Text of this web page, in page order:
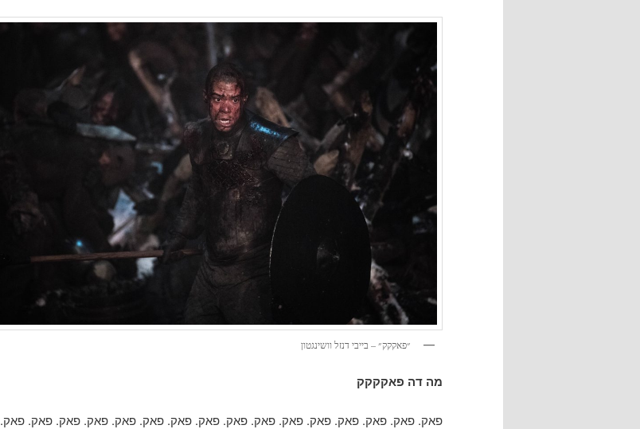
״פאקקק״ – בייבי דנזל וושינגטון
מה דה פאקקקק
פאק. פאק. פאק. פאק. פאק. פאק. פאק. פאק. פאק. פאק. פאק. פאק. פאק. פאק. פאק. פאק.